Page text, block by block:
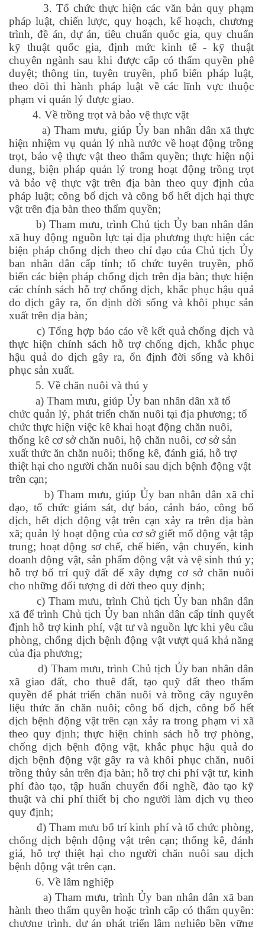
3. Tổ chức thực hiện các văn bản quy phạm
pháp luật, chiến lược, quy hoạch, kế hoạch, chương
trình, đề án, dự án, tiêu chuẩn quốc gia, quy chuẩn
kỹ thuật quốc gia, định mức kinh tế - kỹ thuật
chuyên ngành sau khi được cấp có thẩm quyền phê
duyệt; thông tin, tuyên truyền, phổ biến pháp luật,
theo dõi thi hành pháp luật về các lĩnh vực thuộc
phạm vi quản lý được giao.
4. Về trồng trọt và bảo vệ thực vật
a) Tham mưu, giúp Ủy ban nhân dân xã thực
hiện nhiệm vụ quản lý nhà nước về hoạt động trồng
trọt, bảo vệ thực vật theo thẩm quyền; thực hiện nội
dung, biện pháp quản lý trong hoạt động trồng trọt
và bảo vệ thực vật trên địa bàn theo quy định của
pháp luật; công bố dịch và công bố hết dịch hại thực
vật trên địa bàn theo thẩm quyền;
b) Tham mưu, trình Chủ tịch Ủy ban nhân dân
xã huy động nguồn lực tại địa phương thực hiện các
biện pháp chống dịch theo chỉ đạo của Chủ tịch Ủy
ban nhân dân cấp tỉnh; tổ chức tuyên truyền, phổ
biến các biện pháp chống dịch trên địa bàn; thực hiện
các chính sách hỗ trợ chống dịch, khắc phục hậu quả
do dịch gây ra, ổn định đời sống và khôi phục sản
xuất trên địa bàn;
c) Tổng hợp báo cáo về kết quả chống dịch và
thực hiện chính sách hỗ trợ chống dịch, khắc phục
hậu quả do dịch gây ra, ổn định đời sống và khôi
phục sản xuất.
5. Về chăn nuôi và thú y
a) Tham mưu, giúp Ủy ban nhân dân xã tổ
chức quản lý, phát triển chăn nuôi tại địa phương; tổ
chức thực hiện việc kê khai hoạt động chăn nuôi,
thống kê cơ sở chăn nuôi, hộ chăn nuôi, cơ sở sản
xuất thức ăn chăn nuôi; thống kê, đánh giá, hỗ trợ
thiệt hại cho người chăn nuôi sau dịch bệnh động vật
trên cạn;
b) Tham mưu, giúp Ủy ban nhân dân xã chỉ
đạo, tổ chức giám sát, dự báo, cảnh báo, công bố
dịch, hết dịch động vật trên cạn xảy ra trên địa bàn
xã; quản lý hoạt động của cơ sở giết mổ động vật tập
trung; hoạt động sơ chế, chế biến, vận chuyển, kinh
doanh động vật, sản phẩm động vật và vệ sinh thú y;
hỗ trợ bố trí quỹ đất để xây dựng cơ sở chăn nuôi
cho những đối tượng di dời theo quy định;
c) Tham mưu, trình Chủ tịch Ủy ban nhân dân
xã để trình Chủ tịch Ủy ban nhân dân cấp tỉnh quyết
định hỗ trợ kinh phí, vật tư và nguồn lực khi yêu cầu
phòng, chống dịch bệnh động vật vượt quá khả năng
của địa phương;
d) Tham mưu, trình Chủ tịch Ủy ban nhân dân
xã giao đất, cho thuê đất, tạo quỹ đất theo thẩm
quyền để phát triển chăn nuôi và trồng cây nguyên
liệu thức ăn chăn nuôi; công bố dịch, công bố hết
dịch bệnh động vật trên cạn xảy ra trong phạm vi xã
theo quy định; thực hiện chính sách hỗ trợ phòng,
chống dịch bệnh động vật, khắc phục hậu quả do
dịch bệnh động vật gây ra và khôi phục chăn, nuôi
trồng thủy sản trên địa bàn; hỗ trợ chi phí vật tư, kinh
phí đào tạo, tập huấn chuyển đổi nghề, đào tạo kỹ
thuật và chi phí thiết bị cho người làm dịch vụ theo
quy định;
đ) Tham mưu bố trí kinh phí và tổ chức phòng,
chống dịch bệnh động vật trên cạn; thống kê, đánh
giá, hỗ trợ thiệt hại cho người chăn nuôi sau dịch
bệnh động vật trên cạn.
6. Về lâm nghiệp
a) Tham mưu, trình Ủy ban nhân dân xã ban
hành theo thẩm quyền hoặc trình cấp có thẩm quyền:
chương trình, dự án phát triển lâm nghiệp bền vững